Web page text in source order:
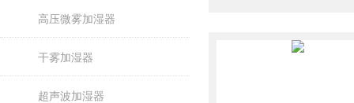
高压微雾加湿器
干雾加湿器
超声波加湿器